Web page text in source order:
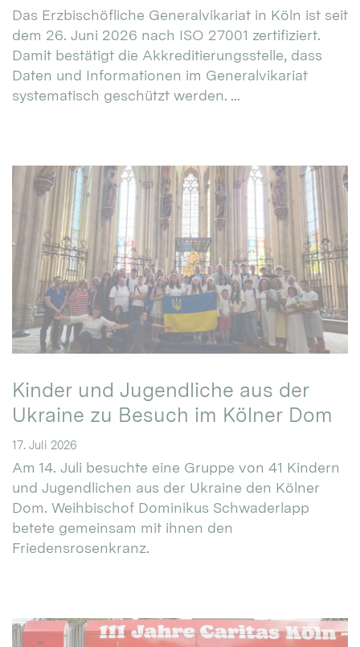
Das Erzbischöfliche Generalvikariat in Köln ist seit
dem 26. Juni 2026 nach ISO 27001 zertifiziert.
Damit bestätigt die Akkreditierungsstelle, dass
Daten und Informationen im Generalvikariat
systematisch geschützt werden. ...
Kinder und Jugendliche aus der
Ukraine zu Besuch im Kölner Dom
17. Juli 2026
Am 14. Juli besuchte eine Gruppe von 41 Kindern
und Jugendlichen aus der Ukraine den Kölner
Dom. Weihbischof Dominikus Schwaderlapp
betete gemeinsam mit ihnen den
Friedensrosenkranz.